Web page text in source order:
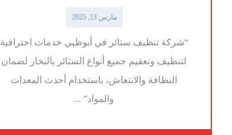
مارس 13, 2025
“شركة تنظيف ستائر في أبوظبي خدمات احترافية
لتنظيف وتعقيم جميع أنواع الستائر بالبخار لضمان
النظافة والانتعاش، باستخدام أحدث المعدات
والمواد” ...